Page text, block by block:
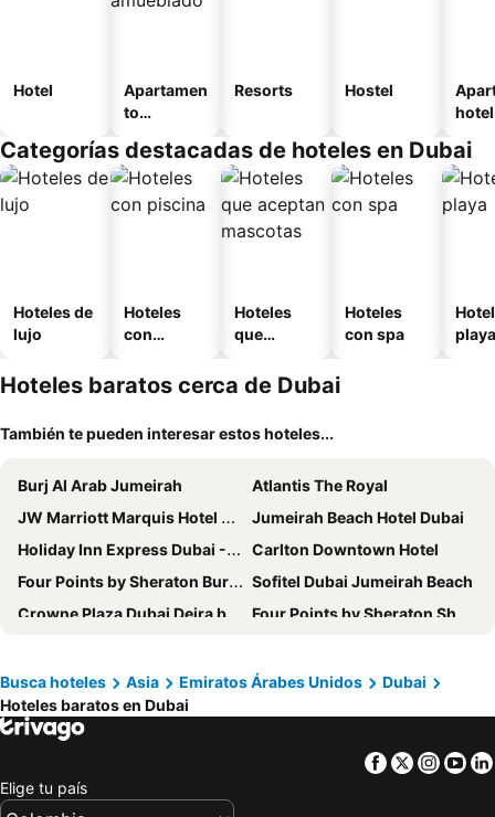
Hotel
Apartamen
to
o
Resorts Hostel
hotel
Categorías destacadas de hoteles en Dubai
Hoteles de
lujo
Hoteles
con
Hoteles
que
mascotas
Hoteles
con spa
playa
Hoteles baratos cerca de Dubai
También te pueden interesar estos hoteles...
Burj Al Arab Jumeirah
Atlantis The Royal
JW Marriott Marquis Hotel Dubai
Jumeirah Beach Hotel Dubai
Holiday Inn Express Dubai - Jumeirah By Ihg
Carlton Downtown Hotel
Four Points by Sheraton Bur Dubai
Sofitel Dubai Jumeirah Beach
Crowne Plaza Dubai Deira by IHG
Four Points by Sheraton Sheikh Zayed Road, Dubai
The Tower Plaza Hotel
Gevora Hotel
Rove Expo City
The First Collection Dubai Marina
Voco Dubai By Ihg
Movenpick Grand Albustan Dubai
Busca hoteles Asia Emiratos Árabes Unidos
Dubai
Hoteles baratos en Dubai
Facebook
Twitter
Elige tu país